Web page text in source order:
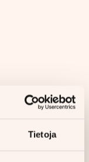
Tietoja
246,46 €